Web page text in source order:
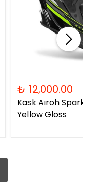
₺ 12,000.00
Kask Aıroh
Yellow Gloss